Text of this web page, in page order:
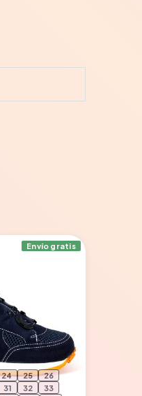
Envío gratis
24 25
26
31 32
33